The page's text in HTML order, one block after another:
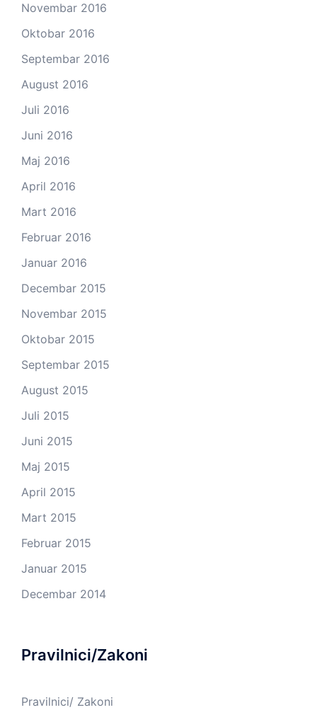
Novembar 2016
Oktobar 2016
Septembar 2016
August 2016
Juli 2016
Juni 2016
Maj 2016
April 2016
Mart 2016
Februar 2016
Januar 2016
Decembar 2015
Novembar 2015
Oktobar 2015
Septembar 2015
August 2015
Juli 2015
Juni 2015
Maj 2015
April 2015
Mart 2015
Februar 2015
Januar 2015
Decembar 2014
Pravilnici/Zakoni
Pravilnici/ Zakoni